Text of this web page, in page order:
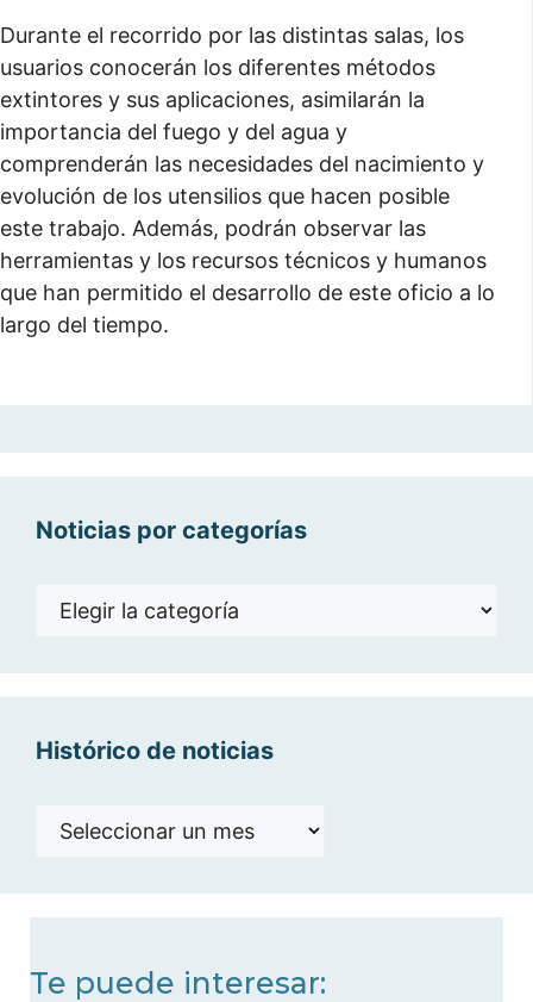
Durante el recorrido por las distintas salas, los
usuarios conocerán los diferentes métodos
extintores y sus aplicaciones, asimilarán la
importancia del fuego y del agua y
comprenderán las necesidades del nacimiento y
evolución de los utensilios que hacen posible
este trabajo. Además, podrán observar las
herramientas y los recursos técnicos y humanos
que han permitido el desarrollo de este oficio a lo
largo del tiempo.
Noticias por categorías
Noticias
Histórico de noticias
Histórico
Te puede interesar: